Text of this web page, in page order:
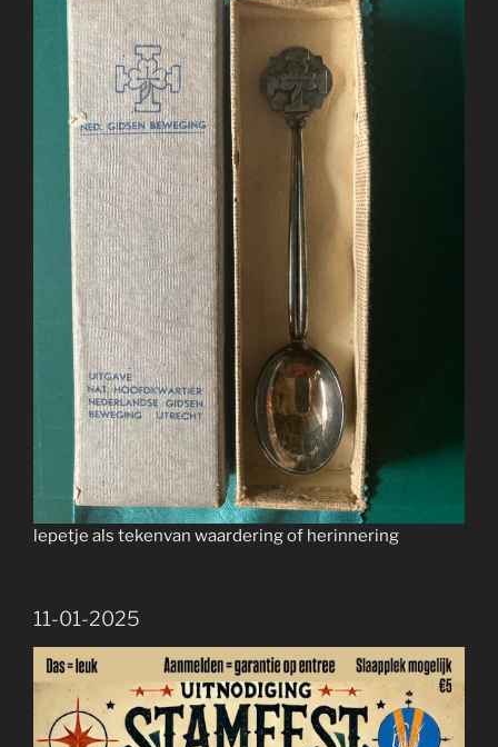
lepetje als tekenvan waardering of herinnering
11-01-2025